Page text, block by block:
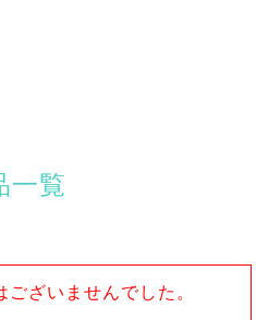
一覧
ざいませんでした。